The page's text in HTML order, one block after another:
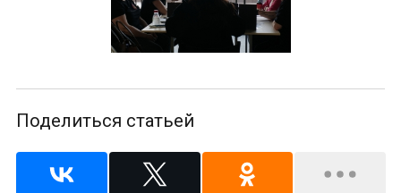
Поделиться статьей